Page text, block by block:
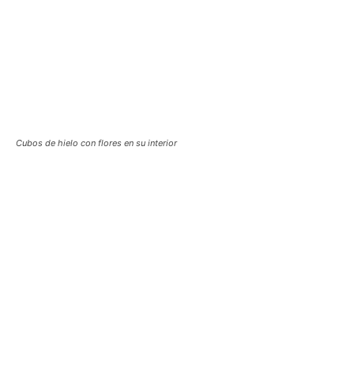
Cubos de hielo con flores en su interior